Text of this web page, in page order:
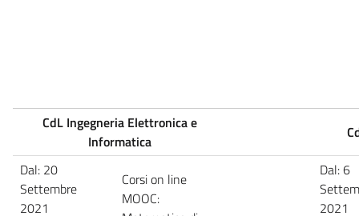
CdL Ingegneria Elettronica e
Informatica
Dal: 20
Settembre
2021
Corsi on line
MOOC:
Dal: 6
2021